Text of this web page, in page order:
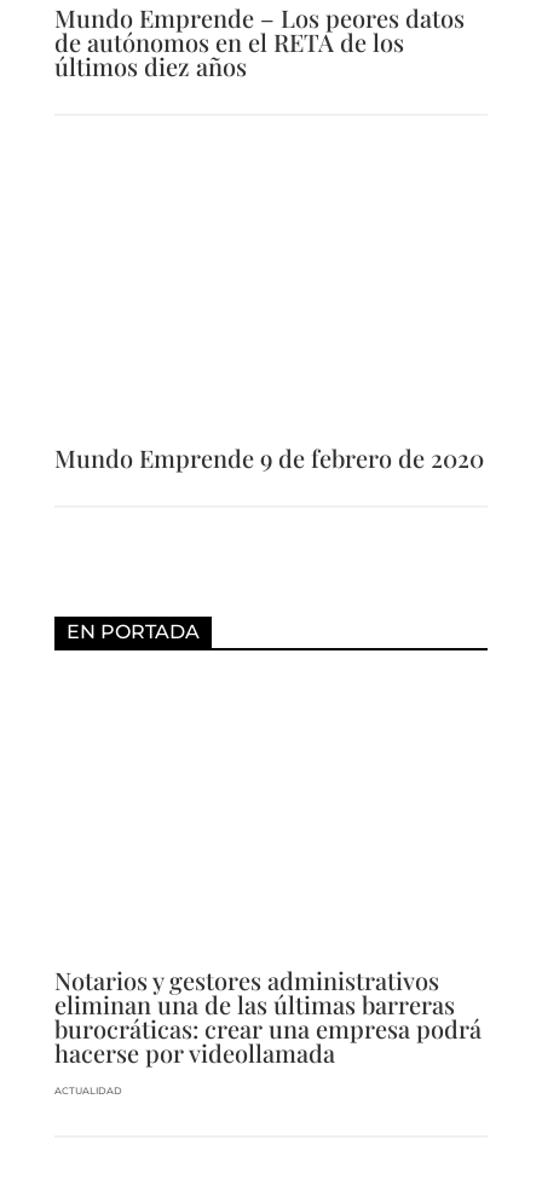
Mundo Emprende – Los peores datos
de autónomos en el RETA de los
últimos diez años
Mundo Emprende 9 de febrero de 2020
EN PORTADA
Notarios y gestores administrativos
eliminan una de las últimas barreras
burocráticas: crear una empresa podrá
hacerse por videollamada
ACTUALIDAD